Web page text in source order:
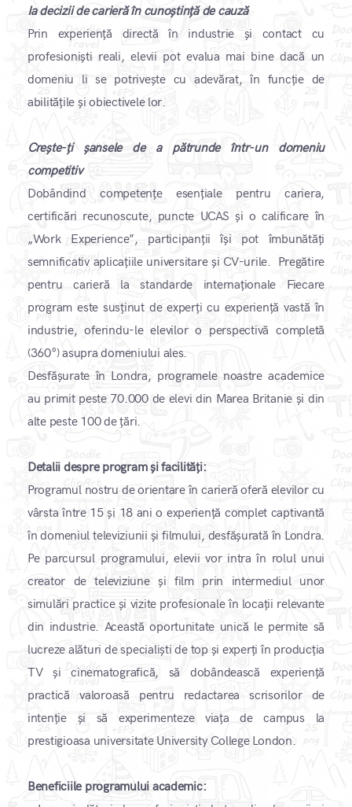
Ia decizii de carieră în cunoștință de cauză
Prin experiență directă în industrie și contact cu
profesioniști reali, elevii pot evalua mai bine dacă un
domeniu li se potrivește cu adevărat, în funcție de
abilitățile și obiectivele lor.
​Crește-ți șansele de a pătrunde într-un domeniu
competitiv
Dobândind competențe esențiale pentru cariera,
certificări recunoscute, puncte UCAS și o calificare în
„Work Experience”, participanții își pot îmbunătăți
semnificativ aplicațiile universitare și CV-urile. ​ Pregătire
pentru carieră la standarde internaționale Fiecare
program este susținut de experți cu experiență vastă în
industrie, oferindu-le elevilor o perspectivă completă
(360°) asupra domeniului ales.
Desfășurate în Londra, programele noastre academice
au primit peste 70.000 de elevi din Marea Britanie și din
alte peste 100 de țări. ​
Detalii despre program și facilități:
Programul nostru de orientare în carieră oferă elevilor cu
vârsta între 15 și 18 ani o experiență complet captivantă
în domeniul televiziunii și filmului, desfășurată în Londra.
Pe parcursul programului, elevii vor intra în rolul unui
creator de televiziune și film prin intermediul unor
simulări practice și vizite profesionale în locații relevante
din industrie. Această oportunitate unică le permite să
lucreze alături de specialiști de top și experți în producția
TV și cinematografică, să dobândească experiență
practică valoroasă pentru redactarea scrisorilor de
intenție și să experimenteze viața de campus la
prestigioasa universitate University College London.
Beneficiile programului academic: